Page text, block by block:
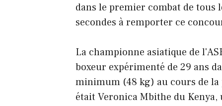
dans le premier combat de tous
secondes à remporter ce
La championne asiatique de
boxeur expérimenté de 29 ans
minimum (48 kg) au cours de la
était Veronica Mbithe du